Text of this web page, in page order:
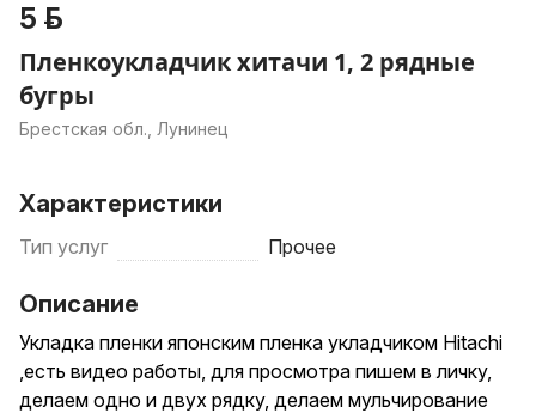
5 р.
Пленкоукладчик хитачи 1, 2 рядные
бугры
Брестская обл., Лунинец
Характеристики
Тип услуг Прочее
Описание
Укладка пленки японским пленка укладчиком Hitachi
,есть видео работы, для просмотра пишем в личку,
делаем одно и двух рядку, делаем мульчирование